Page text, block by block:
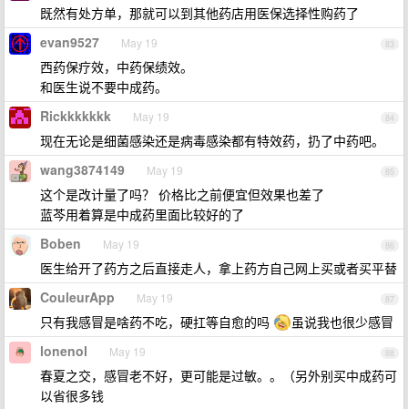
既然有处方单，那就可以到其他药店用医保选择性购药了
83
evan9527 May 19
西药保疗效，中药保绩效。
和医生说不要中成药。
84
Rickkkkkkk May 19
现在无论是细菌感染还是病毒感染都有特效药，扔了中药吧。
85
wang3874149 May 19
这个是改计量了吗？ 价格比之前便宜但效果也差了
蓝芩用着算是中成药里面比较好的了
86
Boben May 19
医生给开了药方之后直接走人，拿上药方自己网上买或者买平替
87
CouleurApp May 19
只有我感冒是啥药不吃，硬扛等自愈的吗 虽说我也很少感冒
88
lonenol May 19
春夏之交，感冒老不好，更可能是过敏。。（另外别买中成药可
以省很多钱